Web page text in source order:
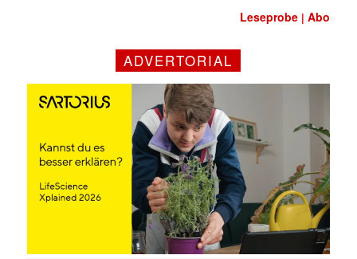
Mit dem |transkript-Newsletter
jede Woche aktuell informiert.
(erforderlich)
Leseprobe |Abo
ADVERTORIAL